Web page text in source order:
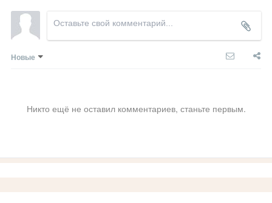
Новые
Никто ещё не оставил комментариев, станьте первым.